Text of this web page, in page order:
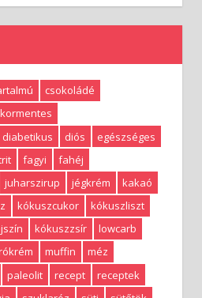
csokoládé
diabetikus diós
egészséges
fagyi
fahéj
juharszirup jégkrém
kakaó
kókuszcukor
kókuszliszt
kókuszzsír
lowcarb
muffin
méz
paleolit recept
receptek